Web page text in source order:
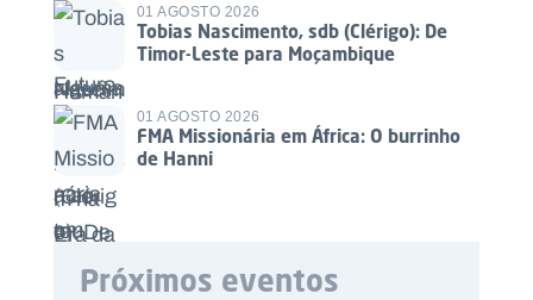
01 AGOSTO 2026
Tobias Nascimento, sdb (Clérigo): De
Timor-Leste para Moçambique
01 AGOSTO 2026
FMA Missionária em África: O burrinho
de Hanni
Próximos eventos